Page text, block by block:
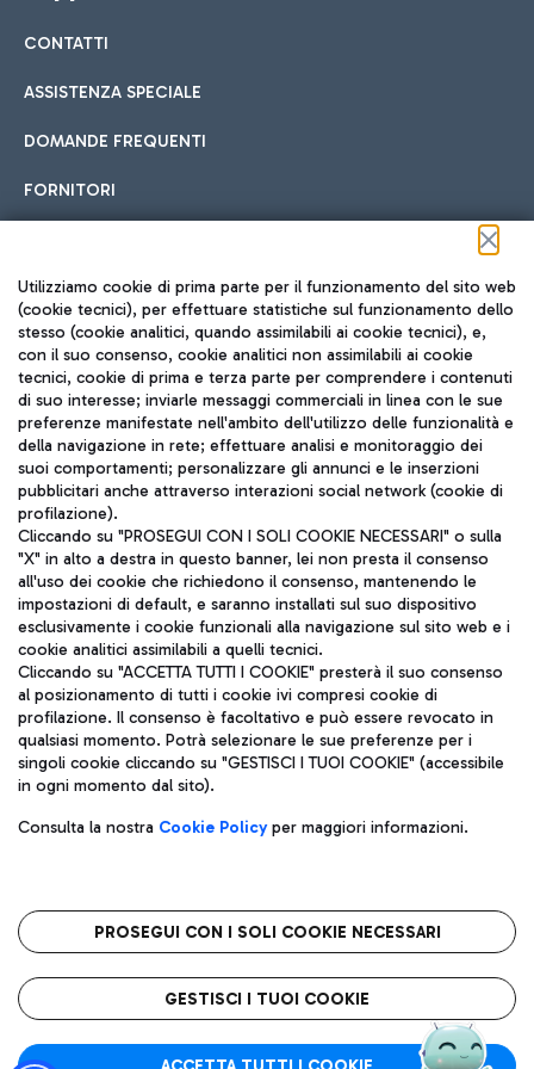
Cucina Internazionale
Fast Food
Pizza
Gelateria
Wine Bar & Sparkling
Hotel in aeroporto
Scegli l'alloggio più adatto e approfitta della vicinanza
all'aeroporto.
Car sharing
Con il Car Sharing è ancora più facile spostarsi
Treno
Raggiungi velocemente l'aeroporto di Fiumicino da Roma
tramite i servizi ferroviari Trenitalia.
Autobus
Scopri le linee di autobus per raggiungere l'aeroporto
Leonardo Da Vinci.
Raggiungi l’aeroporto senza pensieri con il servizio di taxi a
Ristoranti
Scopri la nostra offerta per una pausa gustosa in aeroporto
Mappa Aeroporto Fiumicino
CONTATTI
ASSISTENZA SPECIALE
DOMANDE FREQUENTI
FORNITORI
Seguici sui social
TRAVEL JOURNAL
ITA
Aeroporti di Roma S.p.A. - Società soggetta a direzione e
coordinamento di Mundys S.p.A.
Codice fiscale e Registro delle Imprese di Roma 13032990155 P.
IVA 06572251004
Capitale sociale 62.224.743,00 int. vers.
Sede legale: Via Pier Paolo Racchetti 1 - 00054 Fiumicino (RM)
telefono +39 06 65951
Privacy policy
Note legali
Roma FCO
L'aeroporto stellato
Utilizziamo cookie di prima parte per il funzionamento del sito web
(cookie tecnici), per effettuare statistiche sul funzionamento dello
stesso (cookie analitici, quando assimilabili ai cookie tecnici), e,
con il suo consenso, cookie analitici non assimilabili ai cookie
tecnici, cookie di prima e terza parte per comprendere i contenuti
di suo interesse; inviarle messaggi commerciali in linea con le sue
preferenze manifestate nell'ambito dell'utilizzo delle funzionalità e
della navigazione in rete; effettuare analisi e monitoraggio dei
suoi comportamenti; personalizzare gli annunci e le inserzioni
pubblicitari anche attraverso interazioni social network (cookie di
profilazione).
Cliccando su "PROSEGUI CON I SOLI COOKIE NECESSARI" o sulla
"X" in alto a destra in questo banner, lei non presta il consenso
all'uso dei cookie che richiedono il consenso, mantenendo le
impostazioni di default, e saranno installati sul suo dispositivo
esclusivamente i cookie funzionali alla navigazione sul sito web e i
cookie analitici assimilabili a quelli tecnici.
Cliccando su "ACCETTA TUTTI I COOKIE" presterà il suo consenso
al posizionamento di tutti i cookie ivi compresi cookie di
profilazione. Il consenso è facoltativo e può essere revocato in
qualsiasi momento. Potrà selezionare le sue preferenze per i
singoli cookie cliccando su "GESTISCI I TUOI COOKIE" (accessibile
in ogni momento dal sito).
Consulta la nostra Cookie Policyper maggiori informazioni.
PROSEGUI CON I SOLI COOKIE NECESSARI
GESTISCI I TUOI COOKIE